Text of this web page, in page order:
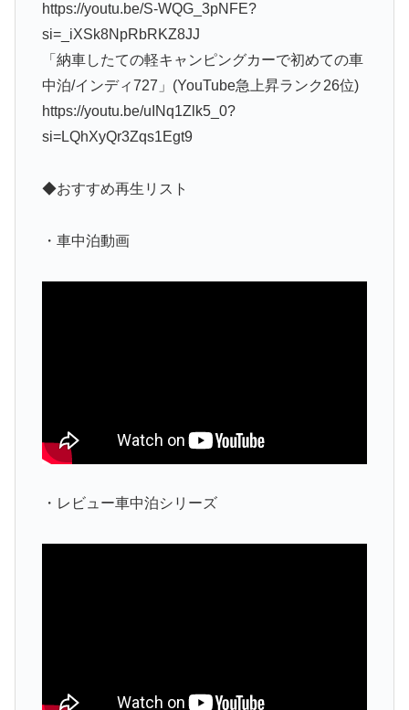
https://youtu.be/S-WQG_3pNFE?
si=_iXSk8NpRbRKZ8JJ
「納車したての軽キャンピングカーで初めての車
中泊/インディ727」(YouTube急上昇ランク26位)
https://youtu.be/uINq1Zlk5_0?
si=LQhXyQr3Zqs1Egt9
◆おすすめ再生リスト
・車中泊動画
・レビュー車中泊シリーズ